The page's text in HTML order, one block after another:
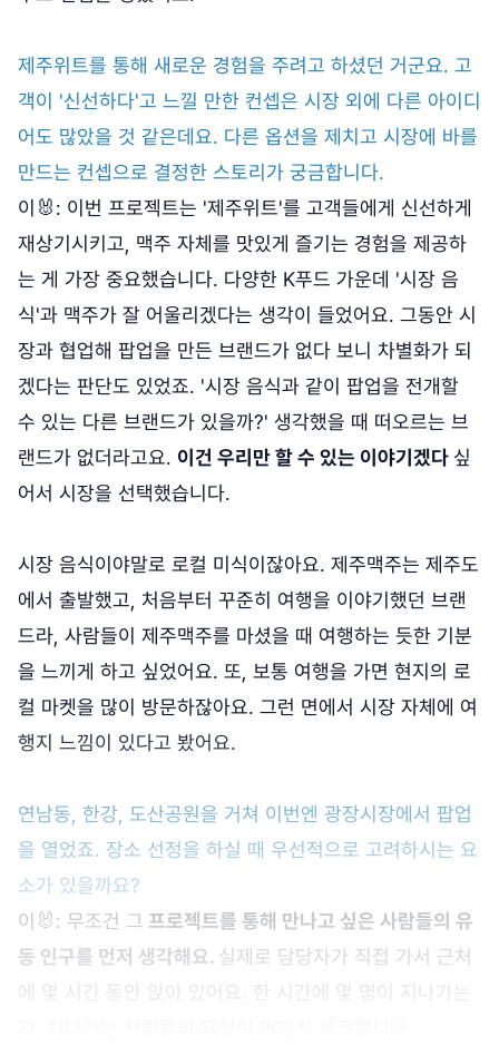
제주위트를 통해 새로운 경험을 주려고 하셨던 거군요. 고
객이 '신선하다'고 느낄 만한 컨셉은 시장 외에 다른 아이디
어도 많았을 것 같은데요. 다른 옵션을 제치고 시장에 바를
만드는 컨셉으로 결정한 스토리가 궁금합니다.
이🐰: 이번 프로젝트는 '제주위트'를 고객들에게 신선하게
재상기시키고, 맥주 자체를 맛있게 즐기는 경험을 제공하
는 게 가장 중요했습니다. 다양한 K푸드 가운데 '시장 음
식'과 맥주가 잘 어울리겠다는 생각이 들었어요. 그동안 시
장과 협업해 팝업을 만든 브랜드가 없다 보니 차별화가 되
겠다는 판단도 있었죠. '시장 음식과 같이 팝업을 전개할
수 있는 다른 브랜드가 있을까?' 생각했을 때 떠오르는 브
랜드가 없더라고요. 이건 우리만 할 수 있는 이야기겠다 싶
어서 시장을 선택했습니다.
시장 음식이야말로 로컬 미식이잖아요. 제주맥주는 제주도
에서 출발했고, 처음부터 꾸준히 여행을 이야기했던 브랜
드라, 사람들이 제주맥주를 마셨을 때 여행하는 듯한 기분
을 느끼게 하고 싶었어요. 또, 보통 여행을 가면 현지의 로
컬 마켓을 많이 방문하잖아요. 그런 면에서 시장 자체에 여
행지 느낌이 있다고 봤어요.
연남동, 한강, 도산공원을 거쳐 이번엔 광장시장에서 팝업
을 열었죠. 장소 선정을 하실 때 우선적으로 고려하시는 요
소가 있을까요?
이🐰: 무조건 그 프로젝트를 통해 만나고 싶은 사람들의 유
동 인구를 먼저 생각해요. 실제로 담당자가 직접 가서 근처
에 몇 시간 동안 앉아 있어요. 한 시간에 몇 명이 지나가는